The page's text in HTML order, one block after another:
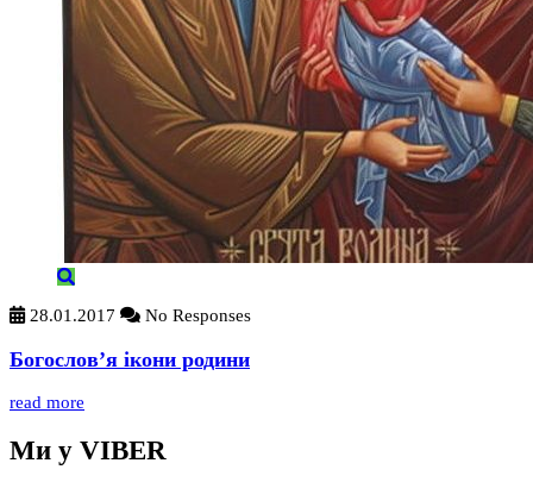
28.01.2017 No Responses
Богослов’я ікони родини
read more
Ми у VIBER